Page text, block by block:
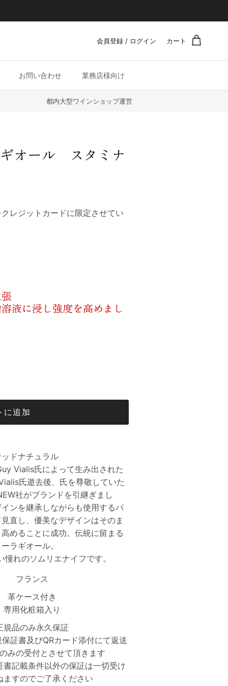
会員登録 / ログイン カート
お問い合わせ 業務店様向け
都内大型ワインショップ運営
オール スタミナ
レジットカードに限定させてい
液に浸し強度を高めまし
に追加
ドナチュラル
Vialis氏によって生み出された
氏逝去後、氏を尊敬していた
社がブランドを引継ぎまし
ンを継承しながらも使用するパ
直し、優美なデザインはそのま
めることに成功。伝統に留まる
ラギオール。
れのソムリエナイフです。
フランス
革ケース付き
専用化粧箱入り
規品のみ永久保証
証書及びQRカード添付にて返送
みの受付とさせて頂きます
書記載条件以外の保証は一切受け
ますのでご了承ください